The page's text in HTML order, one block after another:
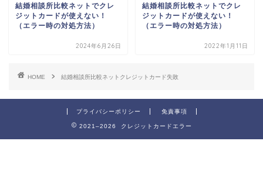
結婚相談所比較ネットでクレ
ジットカードが使えない！
（エラー時の対処方法）
2024年6月26日
結婚相談所比較ネットでクレ
ジットカードが使えない！
（エラー時の対処方法）
2022年1月11日
HOME 結婚相談所比較ネットクレジットカード失敗
プライバシーポリシー 免責事項
2021–2026 クレジットカードエラー